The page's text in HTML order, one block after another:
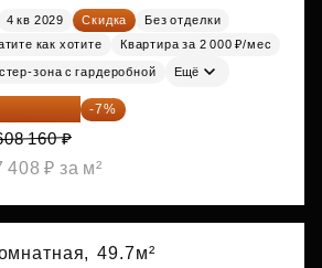
4 кв 2029 Скидка
Без отделки
как хотите
Квартира за 2 000 ₽/мес
зона с гардеробной Ещё
465 589 ₽ -7%
160 ₽
408 ₽ за м²
49.7м²